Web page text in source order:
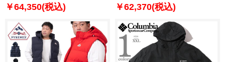
NUPTSE JACKET USA直輸入
￥64,350(税込) ￥62,370(税込)